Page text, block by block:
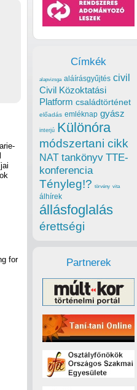
for
Címkék
alapvizsga aláírásgyűjtés civil
Civil Közoktatási
Platform családtörténet
előadás emléknap gyász
interjú Különóra
módszertani cikk
NAT tankönyv TTE-
konferencia
Tényleg!? törvény vita
álhírek
állásfoglalás
érettségi
Partnerek